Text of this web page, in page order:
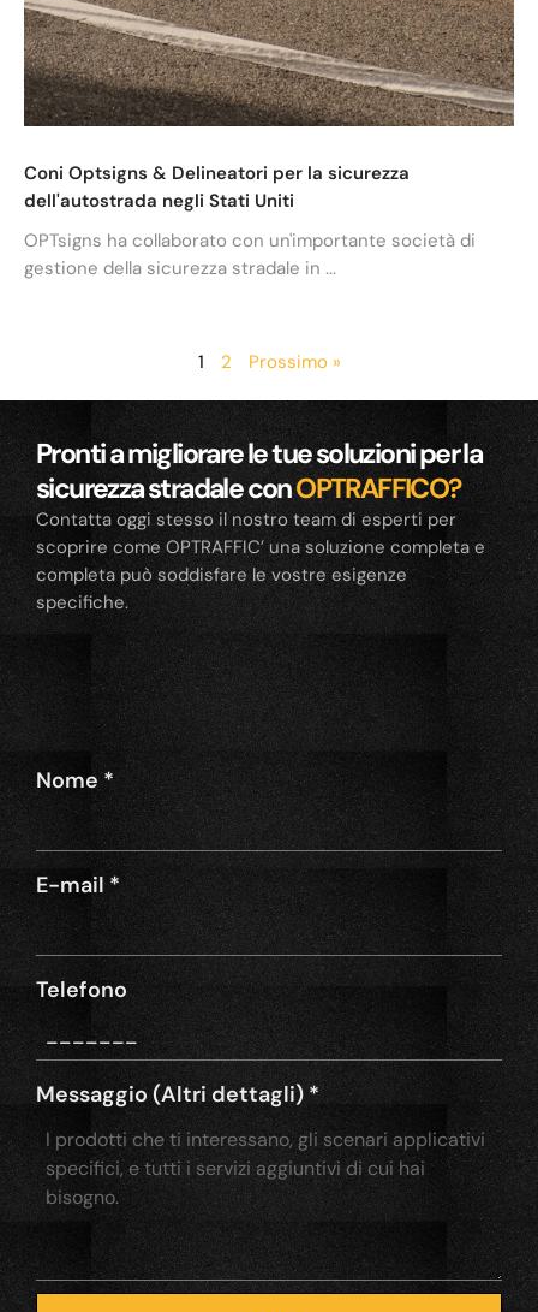
Coni Optsigns & Delineatori per la sicurezza
dell'autostrada negli Stati Uniti
OPTsigns ha collaborato con un'importante società di
gestione della sicurezza stradale in ...
1 2 Prossimo »
Pronti a migliorare le tue soluzioni per la
sicurezza stradale conOPTRAFFICO?
Contatta oggi stesso il nostro team di esperti per
scoprire come OPTRAFFIC’ una soluzione completa e
completa può soddisfare le vostre esigenze
specifiche.
Nome *
E-mail *
Telefono
Messaggio (Altri dettagli) *